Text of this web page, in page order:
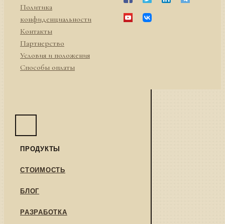
Политика
конфиденциальности
Контакты
Партнерство
Условия и положения
Способы оплаты
ПРОДУКТЫ
СТОИМОСТЬ
БЛОГ
РАЗРАБОТКА